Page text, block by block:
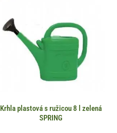
Krhla plastová s ružicou 8 l zelená
SPRING